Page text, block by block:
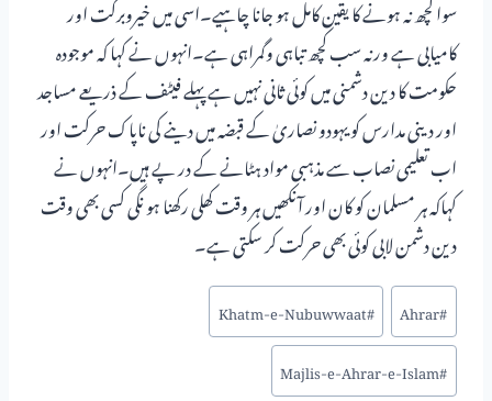
سواکچھ نہ ہونے کا یقین کامل ہو جانا چاہیے۔اسی میں خیروبرکت اور
کامیابی ہے ورنہ سب کچھ تباہی وگمراہی ہے۔انہوں نے کہا کہ موجودہ
حکومت کا دین دشمنی میں کوئی ثانی نہیں ہے پہلے فیٹف کے ذریعے مساجد
اور دینی مدارس کو یہودو نصاریٰ کے قبضہ میں دینے کی ناپاک حرکت اور
اب تعلیمی نصاب سے مذہبی مواد ہٹانے کے در پے ہیں۔انہوں نے
کہاکہ ہر مسلمان کو کان اور آنکھیں ہر وقت کھلی رکھنا ہو نگی کسی بھی وقت
دین دشمن لابی کوئی بھی حرکت کر سکتی ہے۔
#
Ahrar
#
Khatm-e-Nubuwwaat
#
Majlis-e-Ahrar-e-Islam